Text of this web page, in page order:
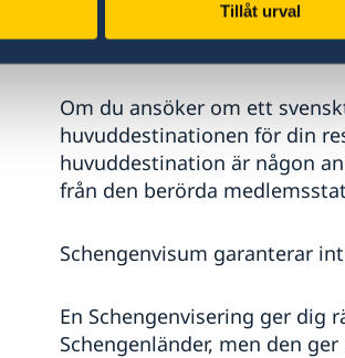
Tillåt urval
Ett inresevisum är normalt
beviljas enbart för inresa till
Om du ansöker om ett
huvuddestinationen för din
huvuddestination är någon
från den berörda
Schengenvisum garanterar
En Schengenvisering ger dig
Schengenländer, men den